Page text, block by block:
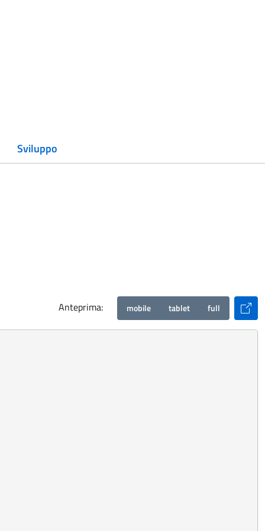
Sviluppo
Anteprima: mobile tablet full